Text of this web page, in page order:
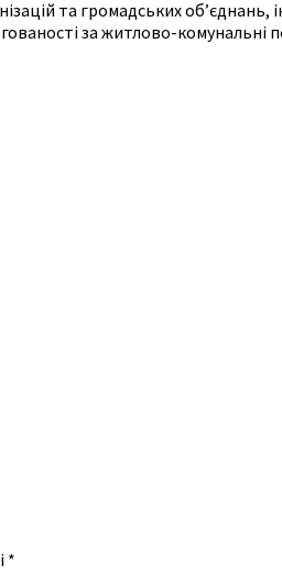
та громадських
за житлово-комунальні
*